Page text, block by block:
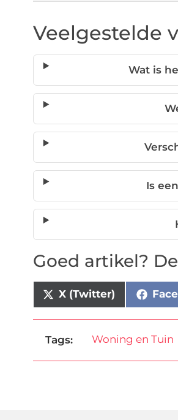
Veelgestelde
Wat is
Is
Goed artikel?
X (Twitter)
Tags: Woning en Tuin